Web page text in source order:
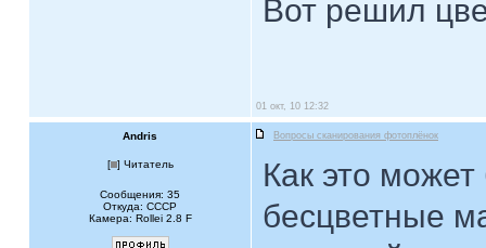
Вот решил
01 окт, 10 12:32
Andris Вопросы сканирования фотоплёнок
[ ] Читатель
Сообщения: 35
Откуда: CCCP
Камера: Rollei 2.8 F
Как это
бесцветные